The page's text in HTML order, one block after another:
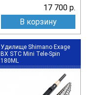
17 700 р.
В корзину
Удилище Shimano Exage
BX STC Mini Tele-Spin
180ML